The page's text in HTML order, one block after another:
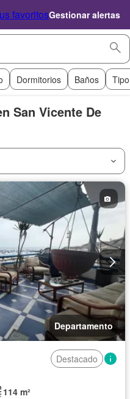
favoritosGestionar alertas
Dormitorios Baños
San Vicente De
Departamento
Destacado
114 m²